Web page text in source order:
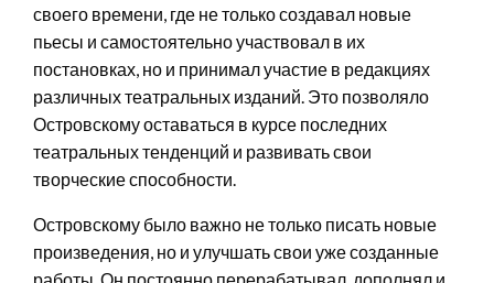
своего времени, где не только создавал новые
пьесы и самостоятельно участвовал в их
постановках, но и принимал участие в редакциях
различных театральных изданий. Это позволяло
Островскому оставаться в курсе последних
театральных тенденций и развивать свои
творческие способности.
Островскому было важно не только писать новые
произведения, но и улучшать свои уже созданные